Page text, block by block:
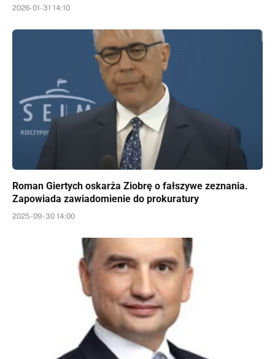
2026-01-31 14:10
Roman Giertych oskarża Ziobrę o fałszywe zeznania.
Zapowiada zawiadomienie do prokuratury
2025-09-30 14:00